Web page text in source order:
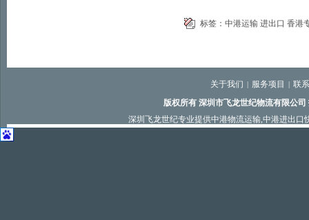
标签： 中港运输 进出口 香港
关于我们 | 服务项目 | 联
版权所有 深圳市飞龙世纪物流有限公司
深圳飞龙世纪专业提供中港物流运输,中港进出口